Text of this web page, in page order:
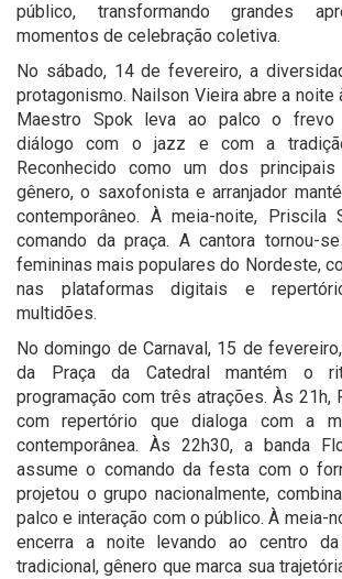
público, transformando grandes
momentos de celebração coletiva.
No sábado, 14 de fevereiro, a
protagonismo. Nailson Vieira abre a noite
Maestro Spok leva ao palco o frevo
diálogo com o jazz e com a tradição
Reconhecido como um dos
gênero, o saxofonista e arranjador
contemporâneo. À meia-noite, Priscila
comando da praça. A cantora tornou-
femininas mais populares do Nordeste,
nas plataformas digitais e
multidões.
No domingo de Carnaval, 15 de
da Praça da Catedral mantém o
programação com três atrações. Às 21h,
com repertório que dialoga com a
contemporânea. Às 22h30, a banda
assume o comando da festa com o
projetou o grupo nacionalmente,
palco e interação com o público. À meia-
encerra a noite levando ao centro
tradicional, gênero que marca sua